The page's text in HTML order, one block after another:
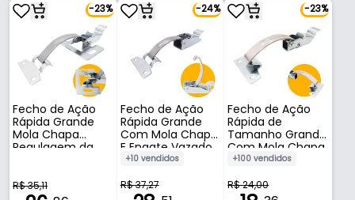
-23%
Fecho de Ação
Rápida Grande
Mola Chapa
Regulagem da
R$ 35,11
-24%
Fecho de Ação
Rápida Grande
Com Mola Chapa
E Engate Vazado
136 Mm
+10 vendidos
R$ 37,27
-23%
Fecho de Ação
Rápida de
Tamanho Grande
Com Mola Chapa
130 Mm
+100 vendidos
R$ 24,00